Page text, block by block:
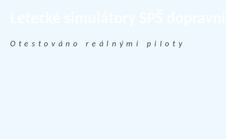
Otestováno reálnými piloty